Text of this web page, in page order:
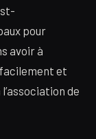
pour
avoir à
et
de